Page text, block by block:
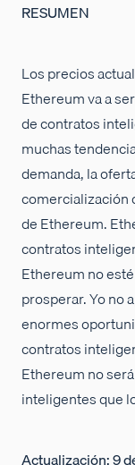
RESUMEN
Los precios
Ethereum va a
de contratos
muchas
demanda, la
comercialización
de Ethereum.
contratos
Ethereum no
prosperar. Yo no
enormes
contratos
Ethereum no
inteligentes que
Actualización: 9